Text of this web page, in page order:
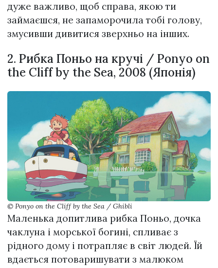
дуже важливо, щоб справа, якою ти
займаєшся, не запаморочила тобі голову,
змусивши дивитися зверхньо на інших.
2. Рибка Поньо на кручі / Ponyo on
the Cliff by the Sea, 2008 (Японія)
© Ponyo on the Cliff by the Sea / Ghibli
Маленька допитлива рибка Поньо, дочка
чаклуна і морської богині, спливає з
рідного дому і потрапляє в світ людей. Їй
вдається потоваришувати з малюком